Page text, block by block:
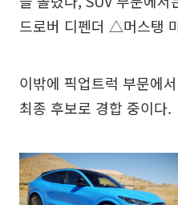
드로버 디펜더 △머스탱
이밖에 픽업트럭 부문
최종 후보로 경합 중이다.